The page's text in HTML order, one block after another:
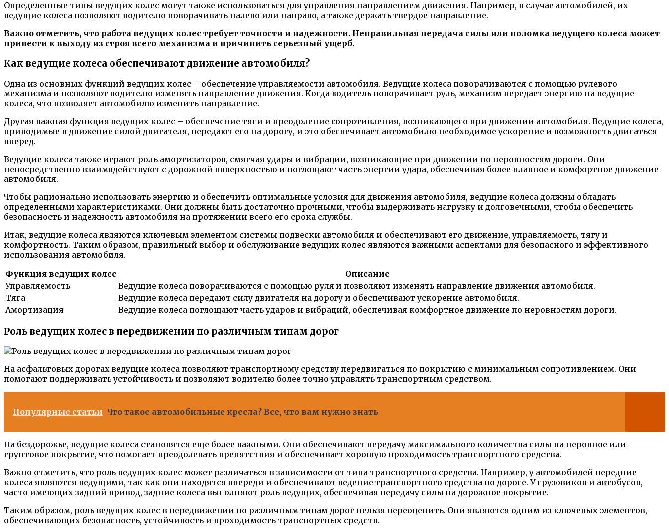
Определенные типы ведущих колес могут также использоваться для управления направлением движения. Например, в случае автомобилей, их
ведущие колеса позволяют водителю поворачивать налево или направо, а также держать твердое направление.
Важно отметить, что работа ведущих колес требует точности и надежности. Неправильная передача силы или поломка ведущего колеса может
привести к выходу из строя всего механизма и причинить серьезный ущерб.
Как ведущие колеса обеспечивают движение автомобиля?
Одна из основных функций ведущих колес – обеспечение управляемости автомобиля. Ведущие колеса поворачиваются с помощью рулевого
механизма и позволяют водителю изменять направление движения. Когда водитель поворачивает руль, механизм передает энергию на ведущие
колеса, что позволяет автомобилю изменить направление.
Другая важная функция ведущих колес – обеспечение тяги и преодоление сопротивления, возникающего при движении автомобиля. Ведущие колеса,
приводимые в движение силой двигателя, передают его на дорогу, и это обеспечивает автомобилю необходимое ускорение и возможность двигаться
вперед.
Ведущие колеса также играют роль амортизаторов, смягчая удары и вибрации, возникающие при движении по неровностям дороги. Они
непосредственно взаимодействуют с дорожной поверхностью и поглощают часть энергии удара, обеспечивая более плавное и комфортное движение
автомобиля.
Чтобы рационально использовать энергию и обеспечить оптимальные условия для движения автомобиля, ведущие колеса должны обладать
определенными характеристиками. Они должны быть достаточно прочными, чтобы выдерживать нагрузку и долговечными, чтобы обеспечить
безопасность и надежность автомобиля на протяжении всего его срока службы.
Итак, ведущие колеса являются ключевым элементом системы подвески автомобиля и обеспечивают его движение, управляемость, тягу и
комфортность. Таким образом, правильный выбор и обслуживание ведущих колес являются важными аспектами для безопасного и эффективного
использования автомобиля.
Функция ведущих колес
Описание
Управляемость
Ведущие колеса поворачиваются с помощью руля и позволяют изменять направление движения автомобиля.
Тяга
Ведущие колеса передают силу двигателя на дорогу и обеспечивают ускорение автомобиля.
Амортизация
Ведущие колеса поглощают часть ударов и вибраций, обеспечивая комфортное движение по неровностям дороги.
Роль ведущих колес в передвижении по различным типам дорог
На асфальтовых дорогах ведущие колеса позволяют транспортному средству передвигаться по покрытию с минимальным сопротивлением. Они
помогают поддерживать устойчивость и позволяют водителю более точно управлять транспортным средством.
Популярные статьи Что такое автомобильные кресла? Все, что вам нужно знать
На бездорожье, ведущие колеса становятся еще более важными. Они обеспечивают передачу максимального количества силы на неровное или
грунтовое покрытие, что помогает преодолевать препятствия и обеспечивает хорошую проходимость транспортного средства.
Важно отметить, что роль ведущих колес может различаться в зависимости от типа транспортного средства. Например, у автомобилей передние
колеса являются ведущими, так как они находятся впереди и обеспечивают ведение транспортного средства по дороге. У грузовиков и автобусов,
часто имеющих задний привод, задние колеса выполняют роль ведущих, обеспечивая передачу силы на дорожное покрытие.
Таким образом, роль ведущих колес в передвижении по различным типам дорог нельзя переоценить. Они являются одним из ключевых элементов,
обеспечивающих безопасность, устойчивость и проходимость транспортных средств.